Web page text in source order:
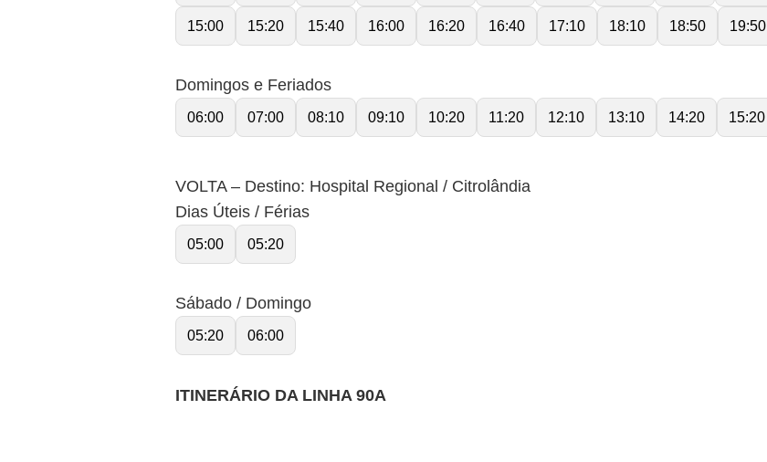
15:00 15:20 15:40 16:00 16:20 16:40 17:10 18:10 18:50 19:50
Domingos e Feriados
06:00 07:00 08:10 09:10 10:20 11:20 12:10 13:10 14:20 15:20
VOLTA – Destino: Hospital Regional / Citrolândia
Dias Úteis / Férias
05:00 05:20
Sábado / Domingo
05:20 06:00
ITINERÁRIO DA LINHA 90A